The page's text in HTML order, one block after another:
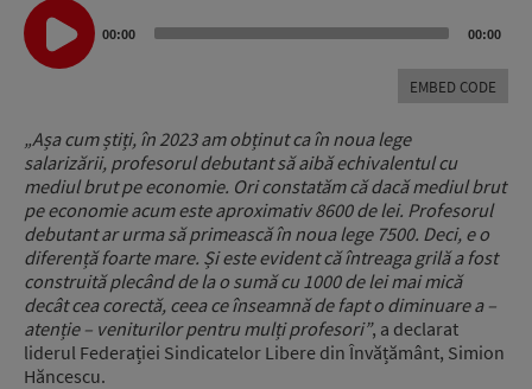
Audio
Player
00:00 00:00
EMBED CODE
„Așa cum știți, în 2023 am obținut ca în noua lege
salarizării, profesorul debutant să aibă echivalentul cu
mediul brut pe economie. Ori constatăm că dacă mediul brut
pe economie acum este aproximativ 8600 de lei. Profesorul
debutant ar urma să primească în noua lege 7500. Deci, e o
diferență foarte mare. Și este evident că întreaga grilă a fost
construită plecând de la o sumă cu 1000 de lei mai mică
decât cea corectă, ceea ce înseamnă de fapt o diminuare a –
atenție – veniturilor pentru mulți profesori”, a declarat
liderul Federației Sindicatelor Libere din Învățământ, Simion
Hăncescu.